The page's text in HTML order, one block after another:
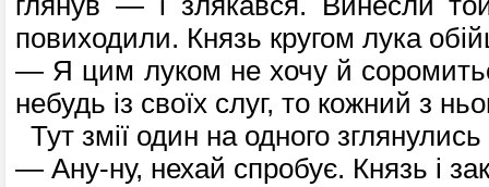
повиходили. Князь кругом лука
— Я цим луком не хочу й
небудь із своїх слуг, то кожний з
Тут змії один на одного зглянулись
— Ану-ну, нехай спробує. Князь і